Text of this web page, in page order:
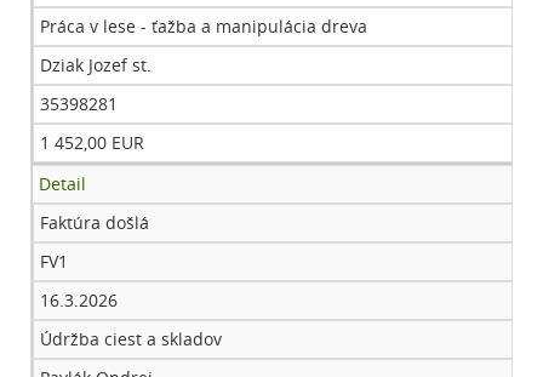
Práca v lese - ťažba a manipulácia dreva
Dziak Jozef st.
35398281
1 452,00 EUR
Detail
Faktúra došlá
FV1
16.3.2026
Údržba ciest a skladov